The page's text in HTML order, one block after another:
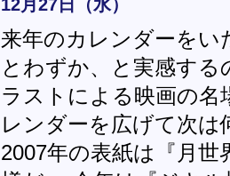
12月27日（水）
来年のカレンダーを
とわずか、と実感す
ラストによる映画の名
レンダーを広げて次
2007年の表紙は『月